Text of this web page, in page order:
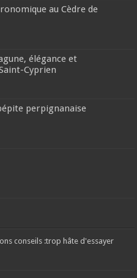
au Cèdre de
élégance et
Cyprien
perpignanaise
conseils :trop hâte d'essayer